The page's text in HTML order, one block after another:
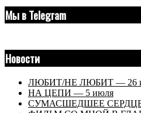
Мы в Telegram
Новости
ЛЮБИТ/НЕ ЛЮБИТ — 26
НА ЦЕПИ — 5 июля
СУМАСШЕДШЕЕ СЕРДЦЕ